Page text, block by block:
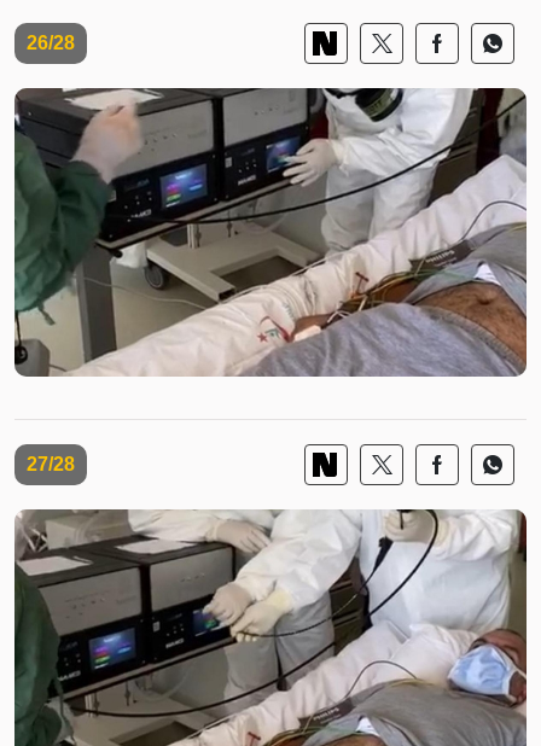
26/28
27/28